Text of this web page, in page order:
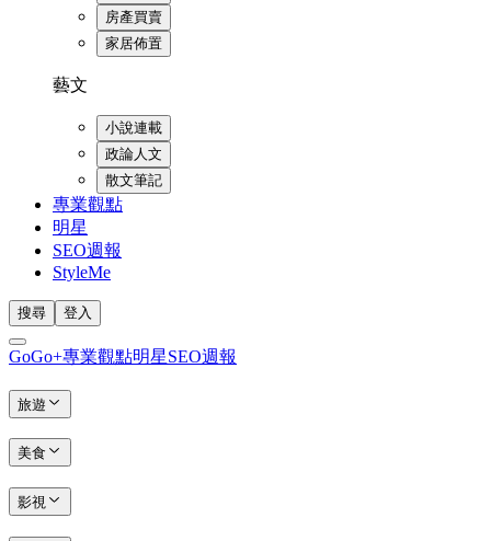
房產買賣
家居佈置
藝文
小說連載
政論人文
散文筆記
專業觀點
明星
SEO週報
StyleMe
搜尋 登入
GoGo+專業觀點明星SEO週報
旅遊
美食
影視